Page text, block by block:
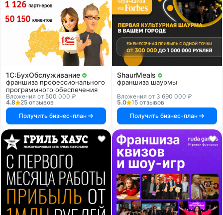
1C:БухОбслуживание
франшиза профессионального
программного обеспечения
Вложения от 500 000 ₽
4.8
25 отзывов
Получить бизнес-план
ShaurMeals
франшиза шаурмы
Вложения от 3 690 000 ₽
5.0
15 отзывов
Получить бизнес-план